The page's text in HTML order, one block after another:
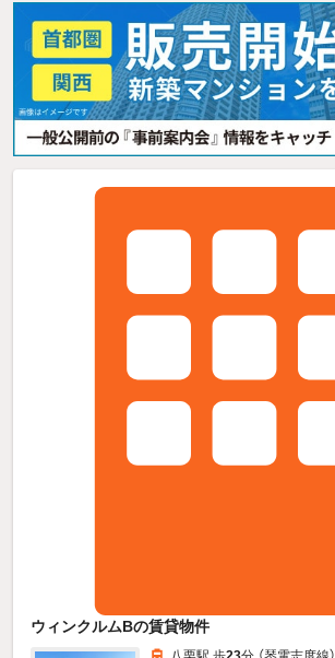
ウィンクルムBの賃貸物件